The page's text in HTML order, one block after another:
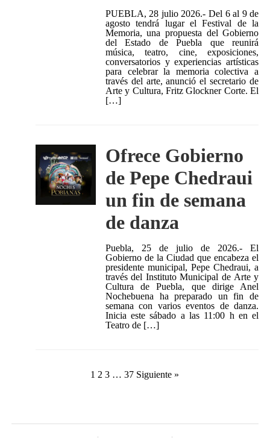
PUEBLA, 28 julio 2026.- Del 6 al 9 de
agosto tendrá lugar el Festival de la
Memoria, una propuesta del Gobierno
del Estado de Puebla que reunirá
música, teatro, cine, exposiciones,
conversatorios y experiencias artísticas
para celebrar la memoria colectiva a
través del arte, anunció el secretario de
Arte y Cultura, Fritz Glockner Corte. El
[…]
Ofrece Gobierno
de Pepe Chedraui
un fin de semana
de danza
Puebla, 25 de julio de 2026.- El
Gobierno de la Ciudad que encabeza el
presidente municipal, Pepe Chedraui, a
través del Instituto Municipal de Arte y
Cultura de Puebla, que dirige Anel
Nochebuena ha preparado un fin de
semana con varios eventos de danza.
Inicia este sábado a las 11:00 h en el
Teatro de […]
Paginación
entradas
1 2 3 … 37 Siguiente »